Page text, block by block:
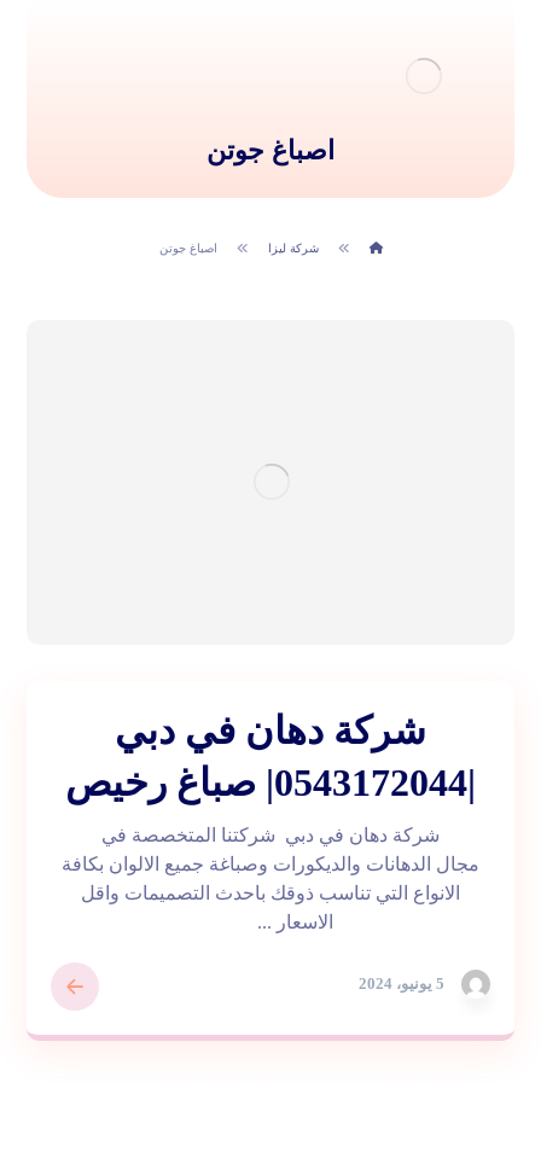
اصباغ جوتن
شركة ليزا اصباغ جوتن
شركة دهان في دبي
|0543172044| صباغ رخيص
5 يونيو، 2024
شركة دهان في دبي شركتنا المتخصصة في
مجال الدهانات والديكورات وصباغة جميع الالوان بكافة
الانواع التي تناسب ذوقك باحدث التصميمات واقل
الاسعار ...